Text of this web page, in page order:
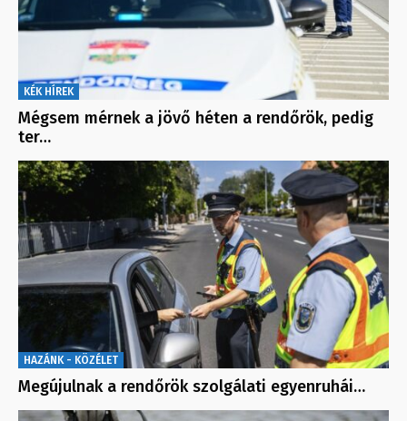
KÉK HÍREK
Mégsem mérnek a jövő héten a rendőrök, pedig
ter…
HAZÁNK - KÖZÉLET
Megújulnak a rendőrök szolgálati egyenruhái…